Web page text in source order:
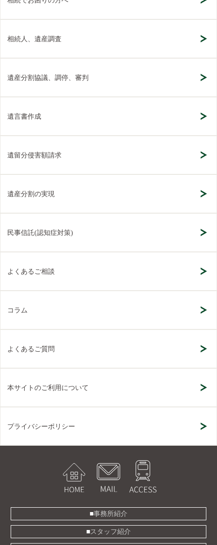
相続人、遺産調査
遺産分割協議、調停、審判
遺言書作成
遺留分侵害額請求
遺産分割の実現
民事信託(認知症対策)
よくあるご相談
コラム
よくあるご質問
本サイトのご利用について
プライバシーポリシー
事務所紹介
スタッフ紹介